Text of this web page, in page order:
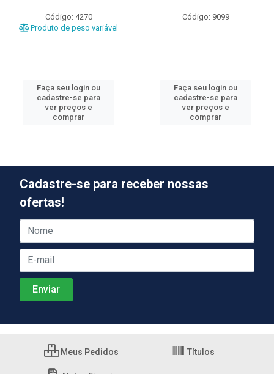
Código: 4270
Produto de peso variável
Faça seu login ou
cadastre-se para
ver preços e
comprar
Código: 9099
Faça seu login ou
cadastre-se para
ver preços e
comprar
Cadastre-se para receber nossas
ofertas!
Meus Pedidos Títulos